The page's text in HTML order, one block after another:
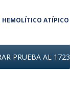
HEMOLÍTICO ATÍPICO
PRUEBA AL 1723